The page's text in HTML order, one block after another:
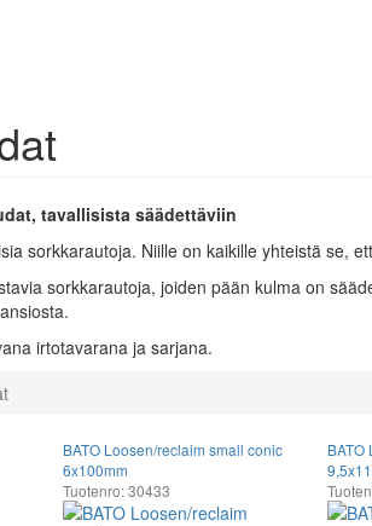
tavallisista säädettäviin
sorkkarautoja. Niille on kaikille yhteistä se,
sorkkarautoja, joiden pään kulma on
irtotavarana ja sarjana.
BATO Loosen/reclaim small conic
6x100mm
Tuotenro: 30433